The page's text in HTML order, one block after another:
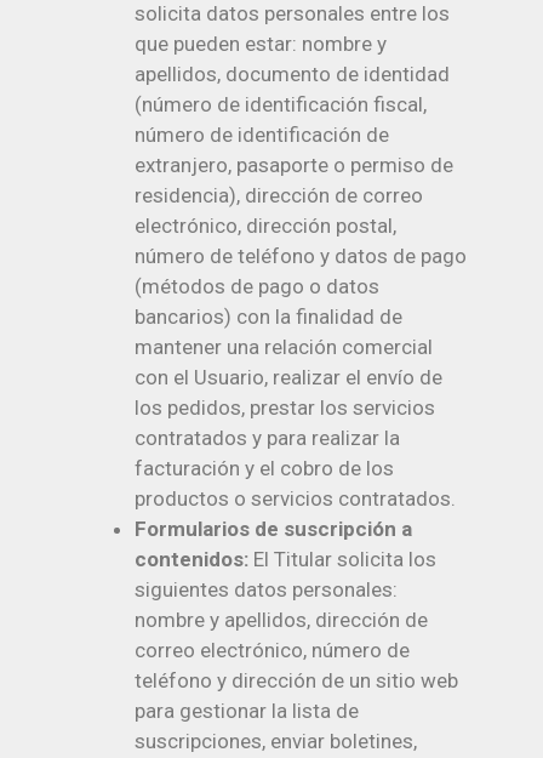
solicita datos personales entre los
que pueden estar: nombre y
apellidos, documento de identidad
(número de identificación fiscal,
número de identificación de
extranjero, pasaporte o permiso de
residencia), dirección de correo
electrónico, dirección postal,
número de teléfono y datos de pago
(métodos de pago o datos
bancarios) con la finalidad de
mantener una relación comercial
con el Usuario, realizar el envío de
los pedidos, prestar los servicios
contratados y para realizar la
facturación y el cobro de los
productos o servicios contratados.
Formularios de suscripción a
contenidos: El Titular solicita los
siguientes datos personales:
nombre y apellidos, dirección de
correo electrónico, número de
teléfono y dirección de un sitio web
para gestionar la lista de
suscripciones, enviar boletines,